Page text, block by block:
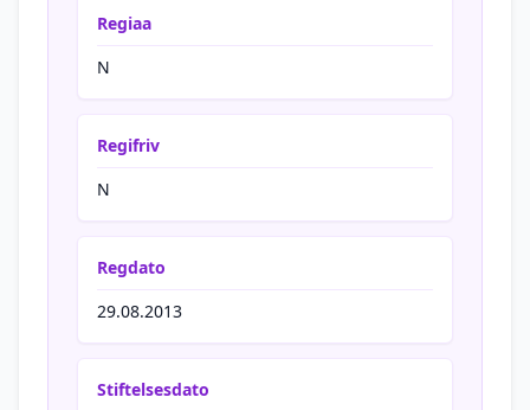
Regiaa
N
Regifriv
N
Regdato
29.08.2013
Stiftelsesdato